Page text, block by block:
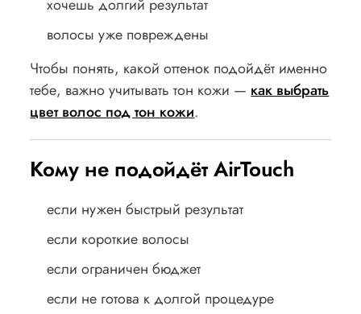
хочешь долгий результат
волосы уже повреждены
Чтобы понять, какой оттенок подойдёт именно
тебе, важно учитывать тон кожи — как выбрать
цвет волос под тон кожи.
Кому не подойдёт AirTouch
если нужен быстрый результат
если короткие волосы
если ограничен бюджет
если не готова к долгой процедуре